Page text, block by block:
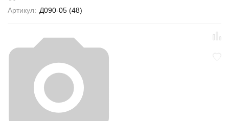
Артикул: Д090-05 (48)